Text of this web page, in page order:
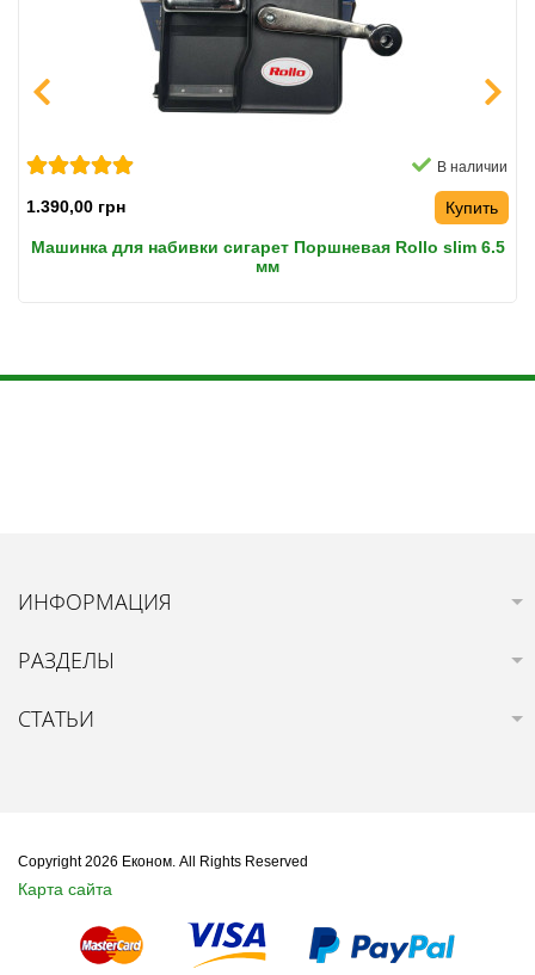
В наличии
1.390,00 грн Купить
Машинка для набивки сигарет Поршневая Rollo slim 6.5
мм
ИНФОРМАЦИЯ
РАЗДЕЛЫ
СТАТЬИ
Copyright 2026 Економ. All Rights Reserved
Карта сайта